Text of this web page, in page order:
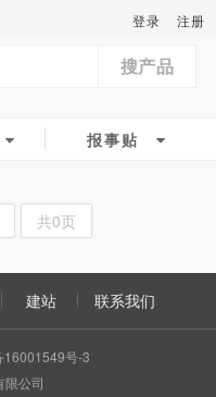
登录 注册
搜产品
报事贴
共0页
建站 联系我们
号-3
限公司